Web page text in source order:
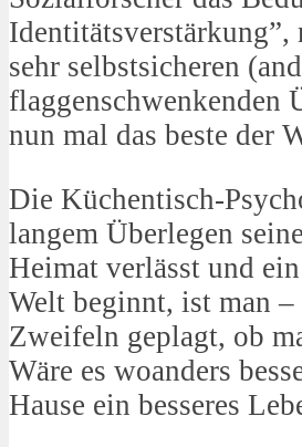
sehr selbstsicheren
flaggenschwenkenden
nun mal das beste der
Die Küchentisch-
langem Überlegen
Heimat verlässt und
Welt beginnt, ist man
Zweifeln geplagt, ob
Wäre es woanders
Hause ein besseres